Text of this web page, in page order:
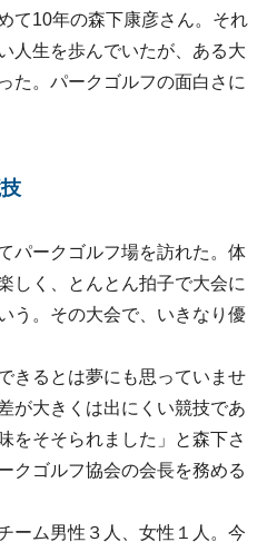
て10年の森下康彦さん。それ
人生を歩んでいたが、ある大
た。パークゴルフの面白さに
パークゴルフ場を訪れた。体
しく、とんとん拍子で大会に
う。その大会で、いきなり優
きるとは夢にも思っていませ
が大きくは出にくい競技であ
をそそられました」と森下さ
クゴルフ協会の会長を務める
ーム男性３人、女性１人。今